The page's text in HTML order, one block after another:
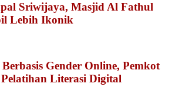
Sriwijaya, Masjid Al Fathul
Lebih Ikonik
Gender Online, Pemkot
Literasi Digital